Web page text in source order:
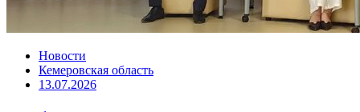
Новости
Кемеровская область
13.07.2026